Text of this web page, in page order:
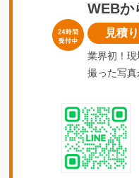
WEBか
見積
業界初！
撮った写真